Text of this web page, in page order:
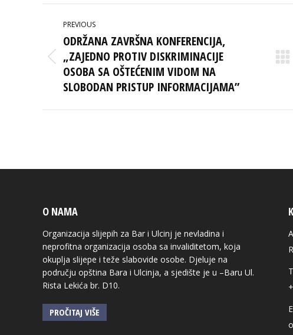
POST
NAVIGATION
PREVIOUS
Previous
post:
ODRŽANA ZAVRŠNA KONFERENCIJA,
„ZAJEDNO PROTIV DISKRIMINACIJE
OSOBA SA OŠTEĆENIM VIDOM NA
SLOBODAN PRISTUP INFORMACIJAMA”
O NAMA
Organizacija slijepih za Bar i Ulcinj je nevladina i
neprofitna organizacija osoba sa invaliditetom, koja
okuplja slijepe i teže slabovide osobe. Djeluje na
području opština Bara i Ulcinja, a sjedište je u –Baru Ul.
Rista Lekića br. D10.
PROČITAJ VIŠE